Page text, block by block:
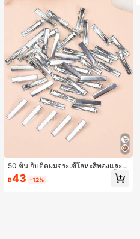
50 ชิ้น กิ๊บติดผมจระเข้โลหะสีทองและสี
เงิน ออกแบบมาสำหรับเด็กผู้หญิง! กิ๊บติ
ดผมอเนกประสงค์เหล่านี้เหมาะสำหรับส
฿43 -12%